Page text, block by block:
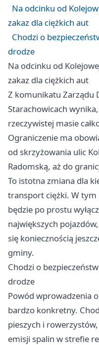
Na odcinku od
zakaz dla ciężkich aut
Chodzi o
drodze
Na odcinku od
zakaz dla ciężkich aut
Z komunikatu Zarządu
Starachowicach
rzeczywistej masie
Ograniczenie ma
od skrzyżowania ulic
Radomską, aż do
To istotna zmiana dla
transport ciężki. W tym
będzie po prostu
największych
się koniecznością
gminy.
Chodzi o
drodze
Powód wprowadzenia
bardzo konkretny.
pieszych i
emisji spalin w strefie